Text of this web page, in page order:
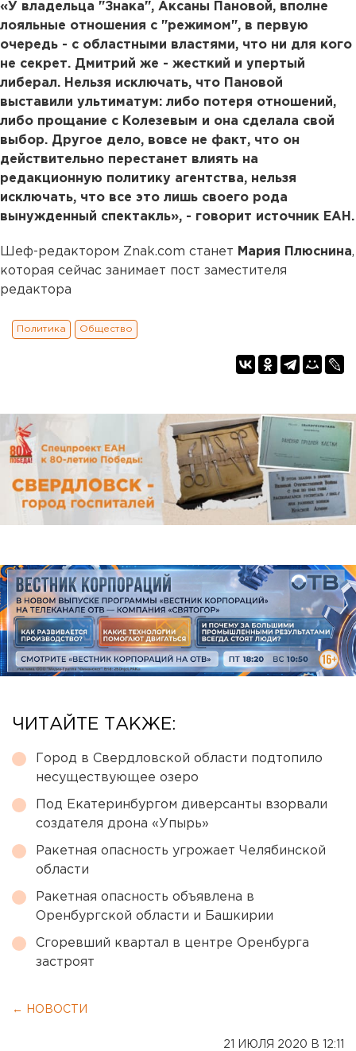
«У владельца "Знака", Аксаны Пановой, вполне
лояльные отношения с "режимом", в первую
очередь - с областными властями, что ни для кого
не секрет. Дмитрий же - жесткий и упертый
либерал. Нельзя исключать, что Пановой
выставили ультиматум: либо потеря отношений,
либо прощание с Колезевым и она сделала свой
выбор. Другое дело, вовсе не факт, что он
действительно перестанет влиять на
редакционную политику агентства, нельзя
исключать, что все это лишь своего рода
вынужденный спектакль», - говорит источник ЕАН.
Шеф-редактором Znak.com станет Мария Плюснина,
которая сейчас занимает пост заместителя
редактора
Политика Общество
ЧИТАЙТЕ ТАКЖЕ:
Город в Свердловской области подтопило
несуществующее озеро
Под Екатеринбургом диверсанты взорвали
создателя дрона «Упырь»
Ракетная опасность угрожает Челябинской
области
Ракетная опасность объявлена в
Оренбургской области и Башкирии
Сгоревший квартал в центре Оренбурга
застроят
← НОВОСТИ
21 ИЮЛЯ 2020 В 12:11